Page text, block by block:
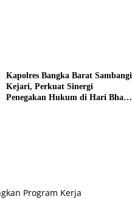
Kapolres Bangka Barat Sambangi
Kejari, Perkuat Sinergi
Penegakan Hukum di Hari Bhakti
Program Kerja